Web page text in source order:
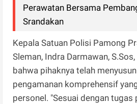
Perawatan Bersama
Srandakan
Kepala Satuan Polisi Pamong
Sleman, Indra Darmawan,
bahwa pihaknya telah
pengamanan komprehensif
personel. "Sesuai dengan